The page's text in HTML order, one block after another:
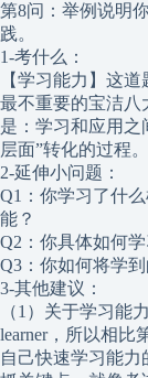
第8问：举例说明
践。
1-考什么：
【学习能力】这
最不重要的宝洁八
是：学习和应用之
层面”转化的过程。
2-延伸小问题：
Q1：你学习了什
能？
Q2：你具体如何
Q3：你如何将学
3-其他建议：
（1）关于学习能
learner，所以相比
自己快速学习能